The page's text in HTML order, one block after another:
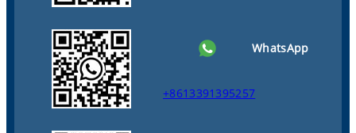
WhatsApp
+8613391395257